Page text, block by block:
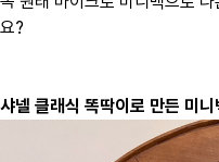
요?
샤넬 클래식 똑딱이로 만든 미